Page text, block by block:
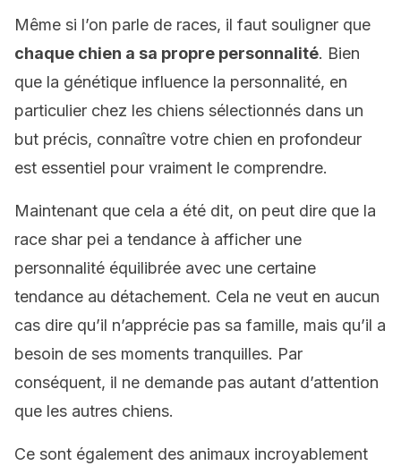
Même si l’on parle de races, il faut souligner que
chaque chien a sa propre personnalité. Bien
que la génétique influence la personnalité, en
particulier chez les chiens sélectionnés dans un
but précis, connaître votre chien en profondeur
est essentiel pour vraiment le comprendre.
Maintenant que cela a été dit, on peut dire que la
race shar pei a tendance à afficher une
personnalité équilibrée avec une certaine
tendance au détachement. Cela ne veut en aucun
cas dire qu’il n’apprécie pas sa famille, mais qu’il a
besoin de ses moments tranquilles. Par
conséquent, il ne demande pas autant d’attention
que les autres chiens.
Ce sont également des animaux incroyablement